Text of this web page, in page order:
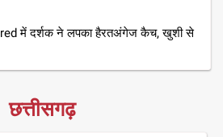
में दर्शक ने लपका हैरतअंगेज कैच, खुशी से
छत्तीसगढ़